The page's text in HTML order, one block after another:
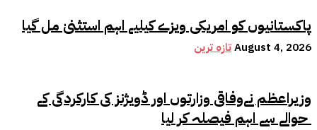
پاکستانیوں کو امریکی ویزے کیلیے اہم استثنیٰ مل گیا
تازہ ترینAugust 4, 2026
وزیراعظم نےوفاقی وزارتوں اور ڈویژنز کی کارکردگی کے
حوالے سے اہم فیصلہ کر لیا